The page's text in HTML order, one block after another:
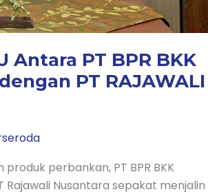
Antara PT BPR BKK
PT RAJAWALI
perbankan, PT BPR BKK
Nusantara sepakat menjalin